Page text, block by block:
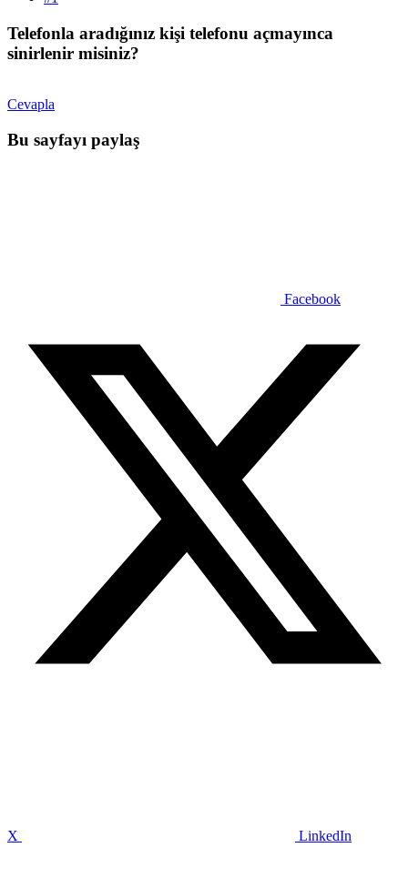
Telefonla aradığınız kişi telefonu açmayınca
sinirlenir misiniz?​
Cevapla
Bu sayfayı paylaş
Facebook
X LinkedIn